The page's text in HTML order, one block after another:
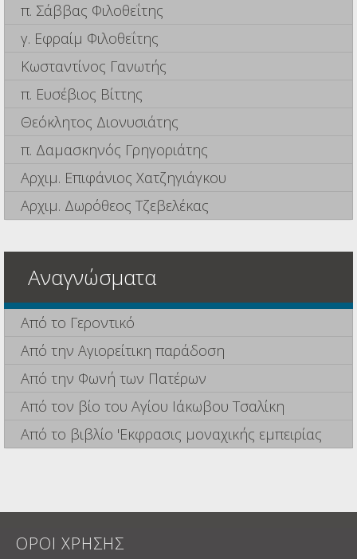
π. Σάββας Φιλοθεΐτης
γ. Εφραίμ Φιλοθεΐτης
Κωσταντίνος Γανωτής
π. Ευσέβιος Βίττης
Θεόκλητος Διονυσιάτης
π. Δαμασκηνός Γρηγοριάτης
Αρχιμ. Επιφάνιος Χατζηγιάγκου
Αρχιμ. Δωρόθεος Τζεβελέκας
Αναγνώσματα
Από το Γεροντικό
Από την Αγιορείτικη παράδοση
Από την Φωνή των Πατέρων
Από τον βίο του Αγίου Ιάκωβου Τσαλίκη
Από το βιβλίο 'Εκφρασις μοναχικής εμπειρίας
ΟΡΟΙ ΧΡΗΣΗΣ